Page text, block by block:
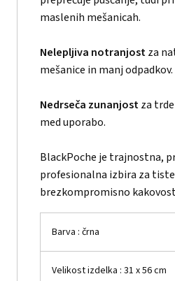
maslenih mešanicah.
Nelepljiva notranjostza
mešanice in manj odpadkov.
Nedrseča zunanjostza
med uporabo.
BlackPoche je trajnostna,
profesionalna izbira za
brezkompromisno
Barva : črna
Velikost izdelka : 31 x 56 cm